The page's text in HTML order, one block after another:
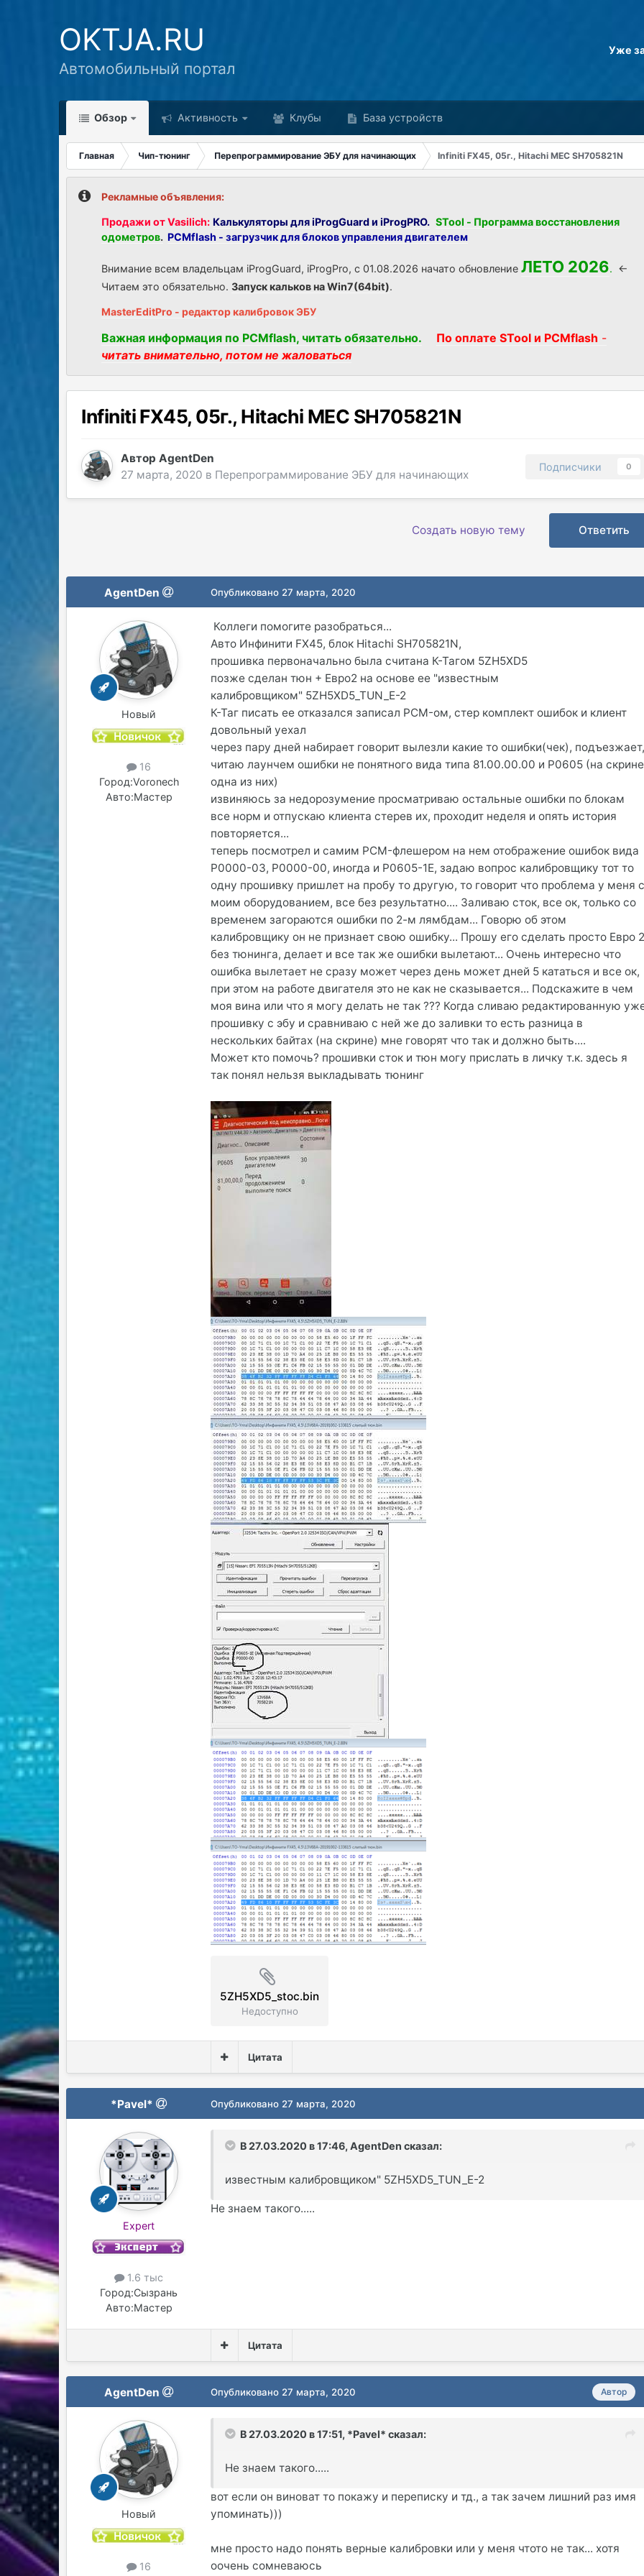
OKTJA.RU
Автомобильный портал
Уже
Обзор Активность Клубы База устройств
Главная Чип-тюнинг Перепрограммирование ЭБУ для начинающих Infiniti FX45, 05г., Hitachi MEC SH705821N
Рекламные объявления:
Продажи от Vasilich: Калькуляторы для iProgGuard и iProgPRO. STool - Программа восстановления
одометров. PCMflash - загрузчик для блоков управления двигателем
Внимание всем владельцам iProgGuard, iProgPro, с 01.08.2026 начато обновлениеЛЕТО 2026. <-
Читаем это обязательно.Запуск кальков на Win7(64bit).
MasterEditPro - редактор калибровок ЭБУ
Важная информация по PCMflash, читать обязательно. По оплате STool и PCMflash -
читать внимательно, потом не жаловаться
Infiniti FX45, 05г., Hitachi MEC SH705821N
АвторAgentDen
27 марта, 2020 в Перепрограммирование ЭБУ для начинающих
Подписчики 0
Ответить
Создать новую тему
AgentDen
Новый
16
Город:Voronech
Авто:Мастер
Опубликовано 27 марта, 2020
Коллеги помогите разобраться...
Авто Инфинити FX45, блок Hitachi SH705821N,
прошивка первоначально была считана К-Тагом 5ZH5XD5
позже сделан тюн + Евро2 на основе ее "известным
калибровщиком" 5ZH5XD5_TUN_E-2
К-Таг писать ее отказался записал PCM-ом, стер комплект ошибок и клиент
довольный уехал
через пару дней набирает говорит вылезли какие то ошибки(чек),
читаю лаунчем ошибки не понятного вида типа 81.00.00.00 и P0605 (на скрине
одна из них)
извиняюсь за недорозумение просматриваю остальные ошибки по блокам
все норм и отпускаю клиента стерев их, проходит неделя и опять история
повторяется...
теперь посмотрел и самим PCM-флешером на нем отображение ошибок вида
P0000-03, P0000-00, иногда и P0605-1E, задаю вопрос калибровщику тот то
одну прошивку пришлет на пробу то другую, то говорит что проблема у меня
моим оборудованием, все без результатно.... Заливаю сток, все ок, только со
временем загораются ошибки по 2-м лямбдам... Говорю об этом
калибровщику он не признает свою ошибку... Прошу его сделать просто Евро
без тюнинга, делает и все так же ошибки вылетают... Очень интересно что
ошибка вылетает не сразу может через день может дней 5 кататься и все ок,
при этом на работе двигателя это не как не сказывается... Подскажите в чем
моя вина или что я могу делать не так ??? Когда сливаю редактированную
прошивку с эбу и сравниваю с ней же до заливки то есть разница в
нескольких байтах (на скрине) мне говорят что так и должно быть....
Может кто помочь? прошивки сток и тюн могу прислать в личку т.к. здесь я
так понял нельзя выкладывать тюнинг
5ZH5XD5_stoc.bin
Недоступно
Цитата
*Pavel*
Expert
1.6 тыс
Город:Сызрань
Авто:Мастер
Опубликовано 27 марта, 2020
В 27.03.2020 в 17:46,AgentDen сказал:
известным калибровщиком" 5ZH5XD5_TUN_E-2
Не знаем такого.....
Цитата
AgentDen
Новый
16
Автор
Опубликовано 27 марта, 2020
В 27.03.2020 в 17:51, *Pavel* сказал:
Не знаем такого.....
вот если он виноват то покажу и переписку и тд., а так зачем лишний раз имя
упоминать)))
мне просто надо понять верные калибровки или у меня чтото не так... хотя
оочень сомневаюсь